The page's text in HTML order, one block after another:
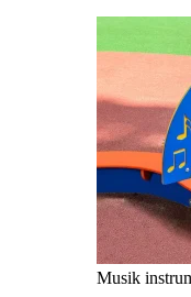
Musik